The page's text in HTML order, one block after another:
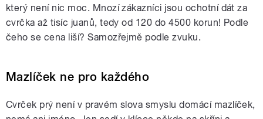
který není nic moc. Mnozí zákazníci jsou ochotní dát za
cvrčka až tisíc juanů, tedy od 120 do 4500 korun! Podle
čeho se cena liší? Samozřejmě podle zvuku.
Mazlíček ne pro každého
Cvrček prý není v pravém slova smyslu domácí mazlíček,